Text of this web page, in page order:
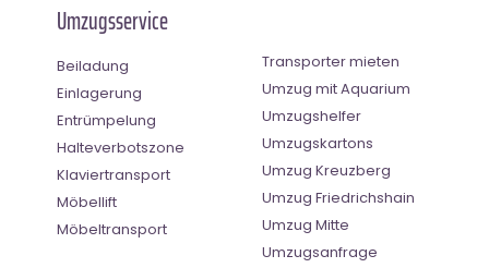
Umzugsservice
Beiladung
Einlagerung
Entrümpelung
Halteverbotszone
Klaviertransport
Möbellift
Möbeltransport
Transporter mieten
Umzug mit Aquarium
Umzugshelfer
Umzugskartons
Umzug Kreuzberg
Umzug Friedrichshain
Umzug Mitte
Umzugsanfrage